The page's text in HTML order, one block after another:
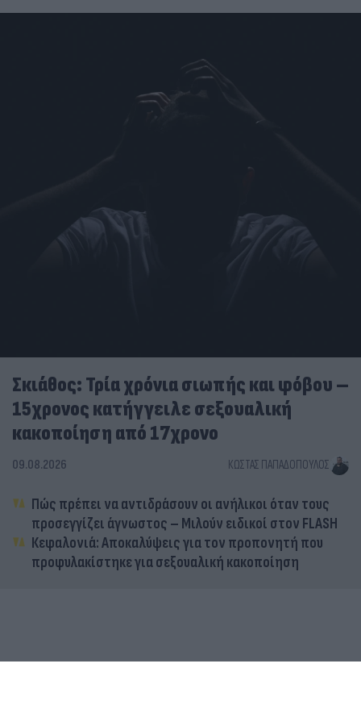
Σκιάθος: Τρία χρόνια σιωπής και φόβου –
15χρονος κατήγγειλε σεξουαλική
κακοποίηση από 17χρονο
09.08.2026 ΚΏΣΤΑΣ ΠΑΠΑΔΌΠΟΥΛΟΣ
Πώς πρέπει να αντιδράσουν οι ανήλικοι όταν τους
προσεγγίζει άγνωστος – Μιλούν ειδικοί στον FLASH
Κεφαλονιά: Αποκαλύψεις για τον προπονητή που
προφυλακίστηκε για σεξουαλική κακοποίηση